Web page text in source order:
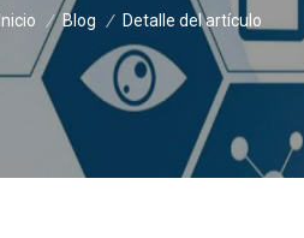
Inicio / Blog / Detalle del artículo